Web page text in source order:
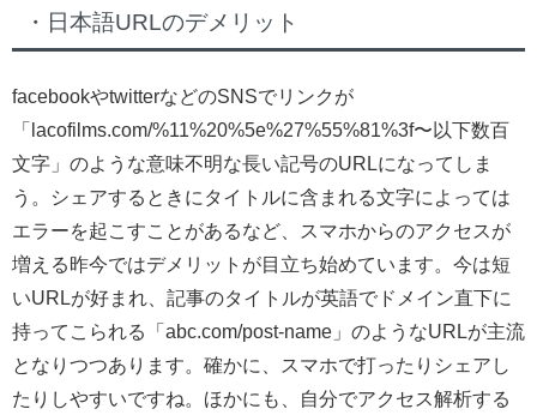
・日本語URLのデメリット
facebookやtwitterなどのSNSでリンクが
「lacofilms.com/%11%20%5e%27%55%81%3f〜以下数百
文字」のような意味不明な長い記号のURLになってしま
う。シェアするときにタイトルに含まれる文字によっては
エラーを起こすことがあるなど、スマホからのアクセスが
増える昨今ではデメリットが目立ち始めています。今は短
いURLが好まれ、記事のタイトルが英語でドメイン直下に
持ってこられる「abc.com/post-name」のようなURLが主流
となりつつあります。確かに、スマホで打ったりシェアし
たりしやすいですね。ほかにも、自分でアクセス解析する